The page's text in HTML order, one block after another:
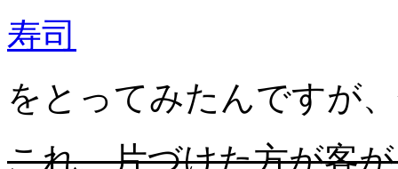
寿司
をとってみたんですが
これ、片づけた方が客